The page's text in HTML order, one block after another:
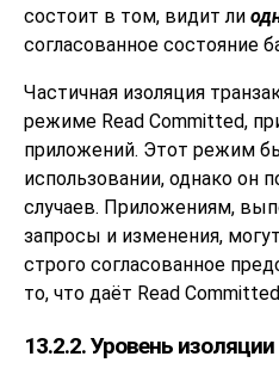
состоит в том, видит ли
согласованное состояние
Частичная изоляция
режиме Read Committed,
приложений. Этот режим
использовании, однако он
случаев. Приложениям,
запросы и изменения,
строго согласованное
то, что даёт Read
13.2.2. Уровень